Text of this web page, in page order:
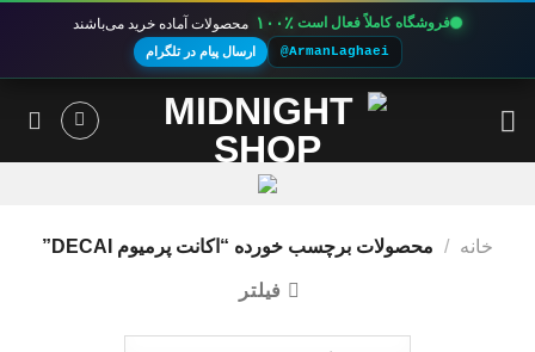
فروشگاه کاملاً فعال است ۱۰۰٪ محصولات آماده خرید می‌باشند
@ArmanLaghaei ارسال پیام در تلگرام
خانه / محصولات برچسب خورده “اکانت پرمیوم DECAI”
فیلتر